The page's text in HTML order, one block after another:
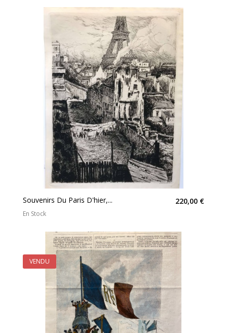
Souvenirs Du Paris D'hier,... 220,00 €
En Stock
VENDU